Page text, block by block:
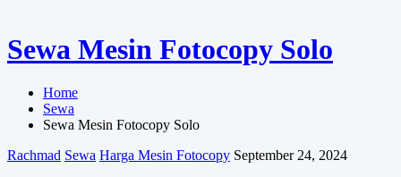
Sewa Mesin Fotocopy Solo
Home
Sewa
Sewa Mesin Fotocopy Solo
Rachmad Sewa Harga Mesin Fotocopy September 24, 2024